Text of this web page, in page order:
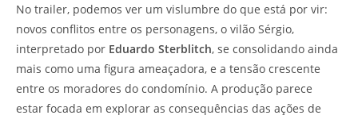
No trailer, podemos ver um vislumbre do que está por vir:
novos conflitos entre os personagens, o vilão Sérgio,
interpretado por Eduardo Sterblitch, se consolidando ainda
mais como uma figura ameaçadora, e a tensão crescente
entre os moradores do condomínio. A produção parece
estar focada em explorar as consequências das ações de